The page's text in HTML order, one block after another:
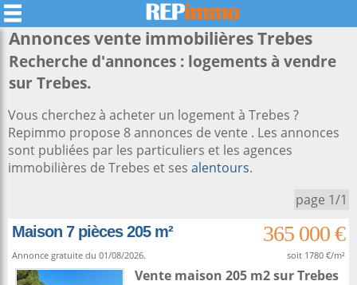
Annonces vente immobilièresTrebes
Recherche d'annonces : logements à vendre
sur Trebes.
Vous cherchez à acheter un logement à Trebes ?
Repimmo propose 8 annonces de vente . Les annonces
sont publiées par les particuliers et les agences
immobilières de Trebes et ses alentours.
page 1/1
Maison 7 pièces 205 m²
365 000 €
Annonce gratuite du 01/08/2026. soit 1780 €/m²
Vente maison 205 m2surTrebes